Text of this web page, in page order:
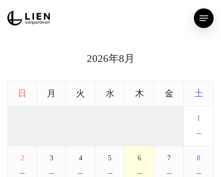
Menu
2026年8月
日 月 火 水 木 金 土
1
－
2
－
3
－
4
－
5
－
6
－
7
－
8
－